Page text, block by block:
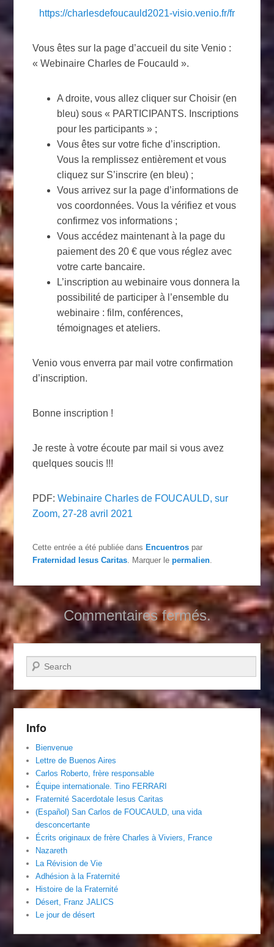
https://charlesdefoucauld2021-visio.venio.fr/fr
Vous êtes sur la page d’accueil du site Venio :
« Webinaire Charles de Foucauld ».
A droite, vous allez cliquer sur Choisir (en
bleu) sous « PARTICIPANTS. Inscriptions
pour les participants » ;
Vous êtes sur votre fiche d’inscription.
Vous la remplissez entièrement et vous
cliquez sur S’inscrire (en bleu) ;
Vous arrivez sur la page d’informations de
vos coordonnées. Vous la vérifiez et vous
confirmez vos informations ;
Vous accédez maintenant à la page du
paiement des 20 € que vous réglez avec
votre carte bancaire.
L’inscription au webinaire vous donnera la
possibilité de participer à l’ensemble du
webinaire : film, conférences,
témoignages et ateliers.
Venio vous enverra par mail votre confirmation
d’inscription.
Bonne inscription !
Je reste à votre écoute par mail si vous avez
quelques soucis !!!
PDF:Webinaire Charles de FOUCAULD, sur
Zoom, 27-28 avril 2021
Cette entrée a été publiée dans Encuentros par
Fraternidad Iesus Caritas . Marquer lepermalien
Commentaires fermés.
Recherche
Info
Bienvenue
Lettre de Buenos Aires
Carlos Roberto, frère responsable
Équipe internationale. Tino FERRARI
Fraternité Sacerdotale Iesus Caritas
(Español) San Carlos de FOUCAULD, una vida
desconcertante
Écrits originaux de frère Charles à Viviers, France
Nazareth
La Révision de Vie
Adhésion à la Fraternité
Histoire de la Fraternité
Désert, Franz JALICS
Le jour de désert